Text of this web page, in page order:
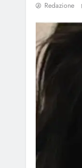
Redazione